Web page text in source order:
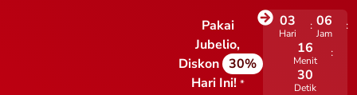
Pakai
Jubelio,
Diskon 30%
Hari Ini! *
03
Hari
06
Jam
16
Menit
29
Detik